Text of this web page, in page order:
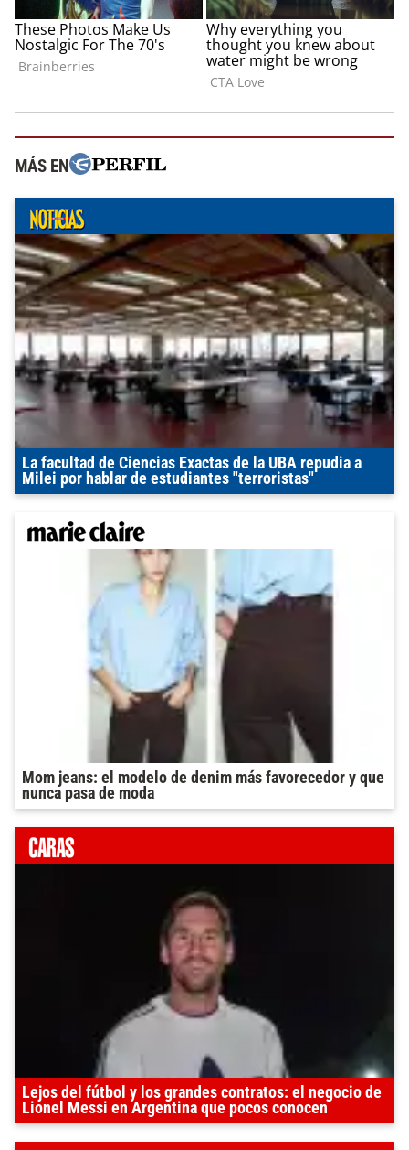
MÁS EN
La facultad de Ciencias Exactas de la UBA repudia a
Milei por hablar de estudiantes "terroristas"
Mom jeans: el modelo de denim más favorecedor y que
nunca pasa de moda
Lejos del fútbol y los grandes contratos: el negocio de
Lionel Messi en Argentina que pocos conocen